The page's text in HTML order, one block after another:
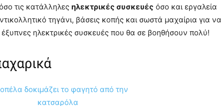
δώσει επιλογές για να κάνεις ακόμα και τα πιο απλά φαγητά
να αγοράσεις μουστάρδα σε σκόνη που ταιριάζει στα
που δίνει έντονη γεύση!